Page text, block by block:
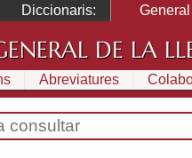
Diccionaris: General
DE LA
Abreviatures